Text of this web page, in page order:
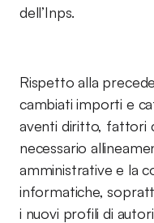
dell’Inps.
Rispetto alla
cambiati importi e
aventi diritto, fattori
necessario
amministrative e la
informatiche,
i nuovi profili di